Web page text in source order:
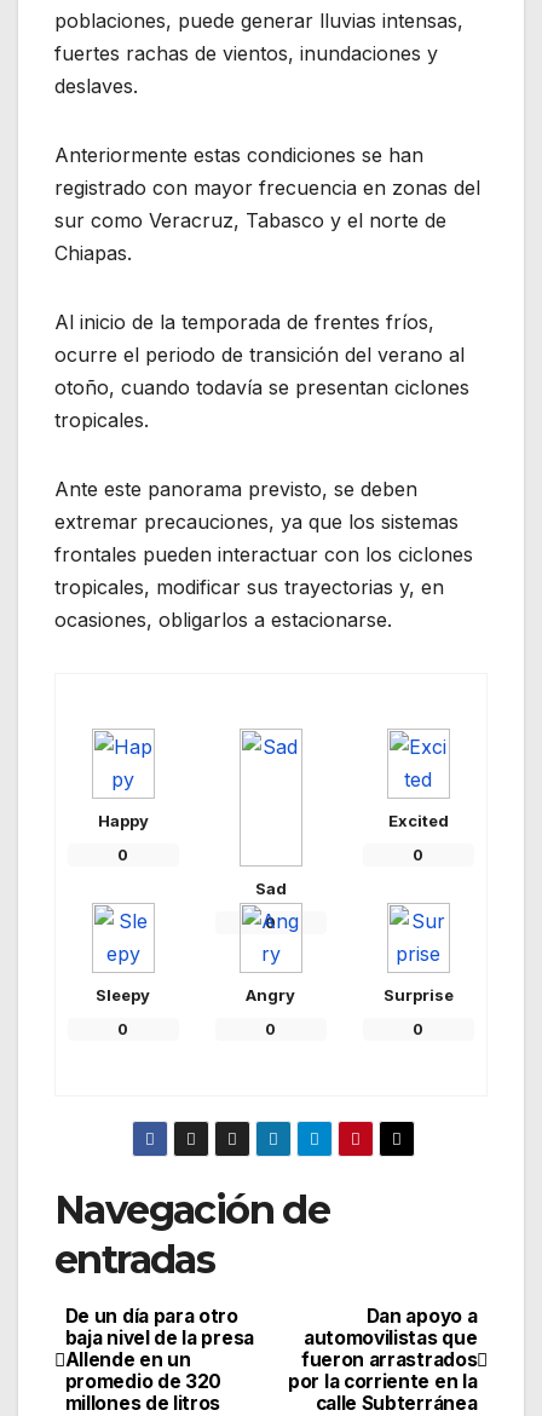
poblaciones, puede generar lluvias intensas,
fuertes rachas de vientos, inundaciones y
deslaves.
Anteriormente estas condiciones se han
registrado con mayor frecuencia en zonas del
sur como Veracruz, Tabasco y el norte de
Chiapas.
Al inicio de la temporada de frentes fríos,
ocurre el periodo de transición del verano al
otoño, cuando todavía se presentan ciclones
tropicales.
Ante este panorama previsto, se deben
extremar precauciones, ya que los sistemas
frontales pueden interactuar con los ciclones
tropicales, modificar sus trayectorias y, en
ocasiones, obligarlos a estacionarse.
Happy
0
Sad
0
Excited
0
Sleepy
0
Angry
0
Surprise
0
Navegación de
entradas
Dan apoyo a
automovilistas que
fueron arrastrados
por la corriente en la
calle Subterránea
De un día para otro
baja nivel de la presa
Allende en un
promedio de 320
millones de litros